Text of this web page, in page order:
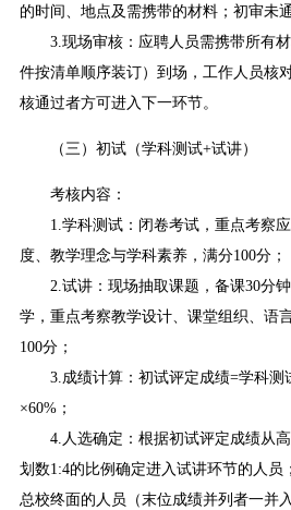
的时间、地点及需携带的材料；初审未
3.现场审核：应聘人员需携带所有材
件按清单顺序装订）到场，工作人员核
核通过者方可进入下一环节。
（三）初试（学科测试+试讲）
考核内容：
1.学科测试：闭卷考试，重点考察应
度、教学理念与学科素养，满分100分；
2.试讲：现场抽取课题，备课30分钟
学，重点考察教学设计、课堂组织、语
100分；
3.成绩计算：初试评定成绩=学科测
×60%；
4.人选确定：根据初试评定成绩从高
划数1:4的比例确定进入试讲环节的人员
总校终面的人员（末位成绩并列者一并入